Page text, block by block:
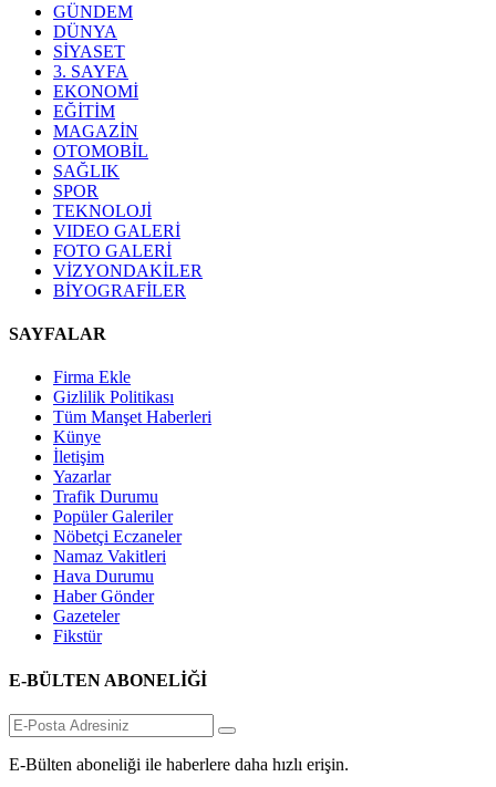
GÜNDEM
DÜNYA
SİYASET
3. SAYFA
EKONOMİ
EĞİTİM
MAGAZİN
OTOMOBİL
SAĞLIK
SPOR
TEKNOLOJİ
VIDEO GALERİ
FOTO GALERİ
VİZYONDAKİLER
BİYOGRAFİLER
SAYFALAR
Firma Ekle
Gizlilik Politikası
Tüm Manşet Haberleri
Künye
İletişim
Yazarlar
Trafik Durumu
Popüler Galeriler
Nöbetçi Eczaneler
Namaz Vakitleri
Hava Durumu
Haber Gönder
Gazeteler
Fikstür
E-BÜLTEN ABONELİĞİ
E-Bülten aboneliği ile haberlere daha hızlı erişin.